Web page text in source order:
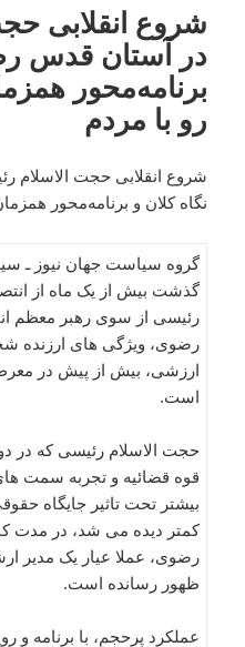
شروع انقلابی
در آستان قدس
برنامه‌محور
رو با مردم
شروع انقلابی حجت
نگاه کلان و برنامه‌محور
گروه سیاست جهان نیوز ـ
گذشت بیش از یک ماه از
رئیسی از سوی رهبر معظم
رضوی، ویژگی های ارزنده
ارزشی، بیش از پیش در
است.
حجت الاسلام رئیسی که در
قوه قضائیه و تجربه سمت
بیشتر تحت تاثیر جایگاه
کمتر دیده می شد، در مدت
رضوی، عملا عیار یک مدیر
ظهور رسانده است.
عملکرد پرحجم، با برنامه و